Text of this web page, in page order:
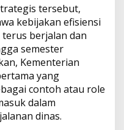
tersebut,
kebijakan efisiensi
berjalan dan
semester
Kementerian
yang
contoh atau role
dalam
dinas.